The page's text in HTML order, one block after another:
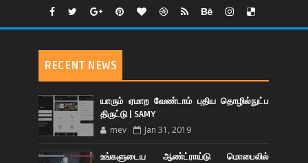
RECENT NEWS
யாரும் ஏமாற வேண்டாம் புதிய தொழில்நுட்ப
திருட்டு | SAMY
mev Jan 31, 2019
உங்களுடைய ஆண்ட்ராய்டு மொபைலில்